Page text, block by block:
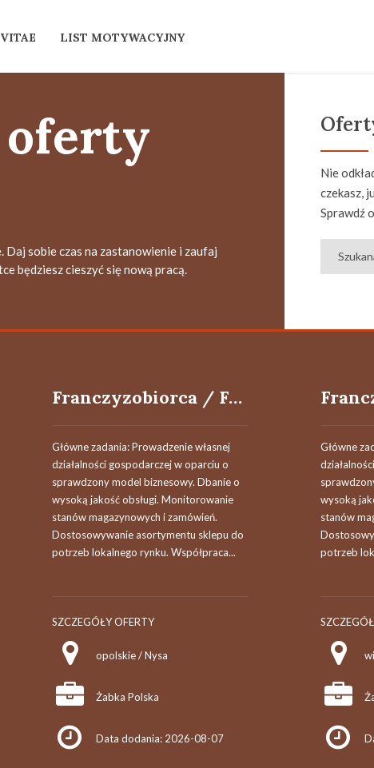
LIST MOTYWACYJNY
Daj sobie czas na zastanowienie i zaufaj
będziesz cieszyć się nową pracą.
Nie
czekasz,
Sprawdź
Franczyzobiorca / Franczyzobiorczyni
Główne zadania: Prowadzenie własnej
działalności gospodarczej w oparciu o
sprawdzony model biznesowy. Dbanie o
wysoką jakość obsługi. Monitorowanie
stanów magazynowych i zamówień.
Dostosowywanie asortymentu sklepu do
potrzeb lokalnego rynku. Współpraca...
SZCZEGÓŁY OFERTY
opolskie / Nysa
Żabka Polska
Data dodania: 2026-08-07
Główne
wysoką
stanów
potrzeb